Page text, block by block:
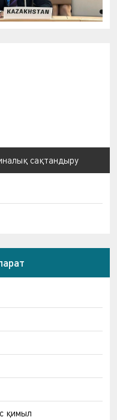
сақтандыру
қимыл